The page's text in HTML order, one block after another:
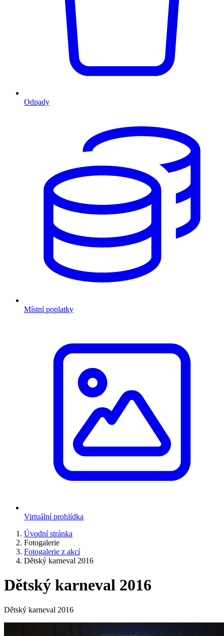
Odpady
Místní poplatky
Virtuální prohlídka
Úvodní stránka
Fotogalerie
Fotogalerie z akcí
Dětský karneval 2016
Dětský karneval 2016
Dětský karneval 2016